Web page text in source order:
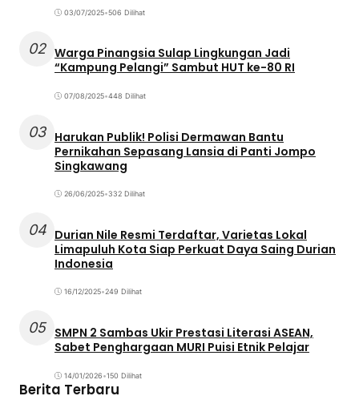
03/07/2025•506 Dilihat
02 Warga Pinangsia Sulap Lingkungan Jadi
“Kampung Pelangi” Sambut HUT ke-80 RI
07/08/2025•448 Dilihat
03 Harukan Publik! Polisi Dermawan Bantu
Pernikahan Sepasang Lansia di Panti Jompo
Singkawang
26/06/2025•332 Dilihat
04 Durian Nile Resmi Terdaftar, Varietas Lokal
Limapuluh Kota Siap Perkuat Daya Saing Durian
Indonesia
16/12/2025•249 Dilihat
05 SMPN 2 Sambas Ukir Prestasi Literasi ASEAN,
Sabet Penghargaan MURI Puisi Etnik Pelajar
14/01/2026•150 Dilihat
Berita Terbaru